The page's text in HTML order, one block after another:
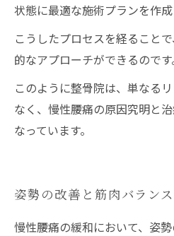
状態に最適な施術プランを作成
こうしたプロセスを経ること
的なアプローチができるのです
このように整骨院は、単なる
なく、慢性腰痛の原因究明と
なっています。
姿勢の改善と筋肉バラン
慢性腰痛の緩和において、姿